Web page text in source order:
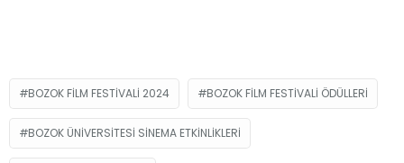
BOZOK FILM FESTIVALI 2024 BOZOK FILM FESTIVALI ÖDÜLLERI
BOZOK ÜNIVERSITESI SINEMA ETKINLIKLERI